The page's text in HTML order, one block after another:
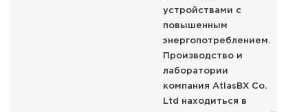
устройствами с
повышенным
энергопотреблением.
Производство и
лаборатории
компания AtlasBX Co.
Ltd находиться в